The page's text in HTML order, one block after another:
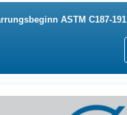
ASTM C187-191